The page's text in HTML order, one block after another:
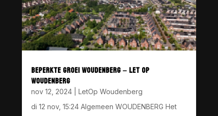
BEPERKTE GROEI WOUDENBERG – LET OP
WOUDENBERG
nov 12, 2024| LetOp Woudenberg
di 12 nov, 15:24 Algemeen WOUDENBERG Het